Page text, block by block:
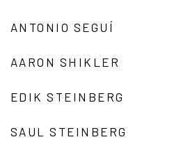
ANTONIO SEGUÍ
AARON SHIKLER
EDIK STEINBERG
SAUL STEINBERG